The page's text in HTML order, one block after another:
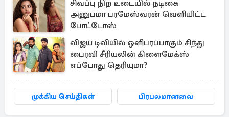
சிவப்பு நிற உடையில் நடிகை
அனுபமா பரமேஸ்வரன் வெளியிட்ட
போட்டோஸ்
விஜய் டிவியில் ஒளிபரப்பாகும் சிந்து
பைரவி சீரியலின் கிளைமேக்ஸ்
எப்போது தெரியுமா?
முக்கிய செய்திகள் பிரபலமானவை